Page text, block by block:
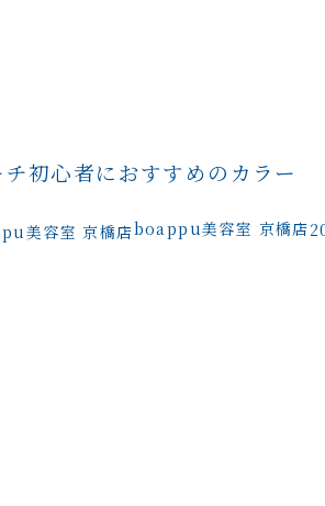
チ初心者におすすめのカラー
boappu美容室 京橋店